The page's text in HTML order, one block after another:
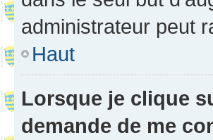
administrateur peut
Haut
Lorsque je clique
demande de me